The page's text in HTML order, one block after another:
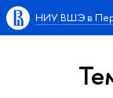
НИУ ВШЭ в